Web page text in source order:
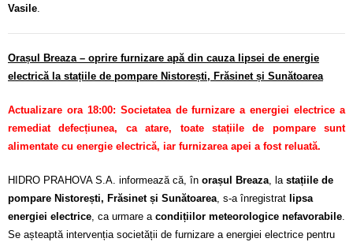
Vasile
Orașul Breaza – oprire furnizare apă din cauza lipsei de energie
electrică la stațiile de pompare Nistorești, Frăsinet și Sunătoarea
Actualizare ora 18:00: Societatea de furnizare a energiei electrice a
remediat defecțiunea, ca atare, toate stațiile de pompare sunt
alimentate cu energie electrică, iar furnizarea apei a fost reluată.
HIDRO PRAHOVA S.A. informează că, în orașul Breaza, la stațiile de
pompare Nistorești, Frăsinet și Sunătoarea, s-a înregistrat lipsa
energiei electrice, ca urmare a condițiilor meteorologice nefavorabile.
Se așteaptă intervenția societății de furnizare a energiei electrice pentru